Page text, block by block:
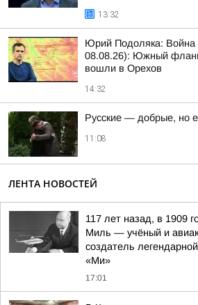
13:32
Юрий Подоляка: Война
08.08.26): Южный
вошли в Орехов
14:32
Русские — добрые, но
11:08
ЛЕНТА НОВОСТЕЙ
117 лет назад, в 1909
Миль — учёный и
создатель
«Ми»
17:01